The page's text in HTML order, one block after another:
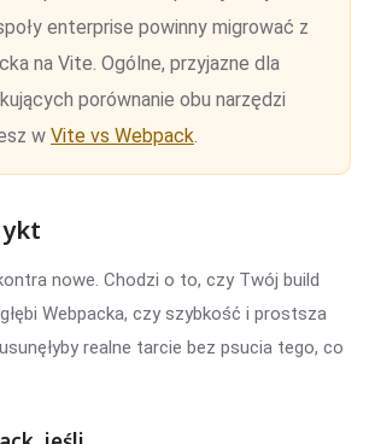
enterprise powinny migrować z
na Vite. Ogólne, przyjazne dla
porównanie obu narzędzi
w Vite vs Webpack.
nowe. Chodzi o to, czy Twój build
Webpacka, czy szybkość i prostsza
realne tarcie bez psucia tego, co